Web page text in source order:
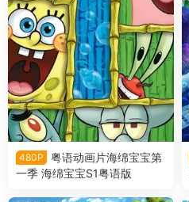
480P
粤语动画片海绵宝宝第
一季 海绵宝宝S1粤语版